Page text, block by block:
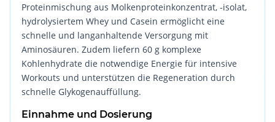
Proteinmischung aus Molkenproteinkonzentrat, -isolat,
hydrolysiertem Whey und Casein ermöglicht eine
schnelle und langanhaltende Versorgung mit
Aminosäuren. Zudem liefern 60 g komplexe
Kohlenhydrate die notwendige Energie für intensive
Workouts und unterstützen die Regeneration durch
schnelle Glykogenauffüllung.
Einnahme und Dosierung